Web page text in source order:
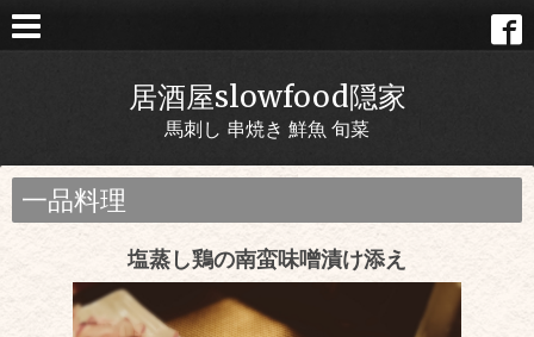
居酒屋slowfood隠家
馬刺し 串焼き 鮮魚 旬菜
一品料理
塩蒸し鶏の南蛮味噌漬け添え